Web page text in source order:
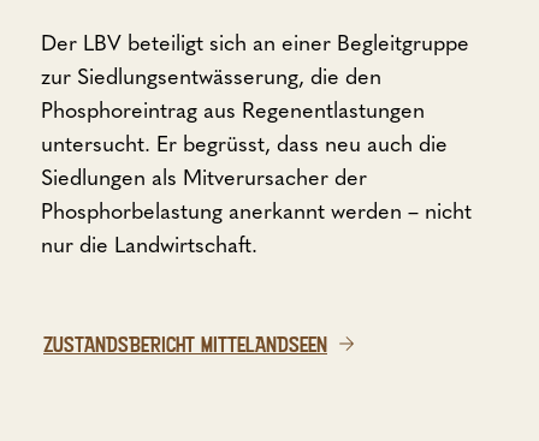
Der LBV beteiligt sich an einer Begleitgruppe
zur Siedlungsentwässerung, die den
Phosphoreintrag aus Regenentlastungen
untersucht. Er begrüsst, dass neu auch die
Siedlungen als Mitverursacher der
Phosphorbelastung anerkannt werden – nicht
nur die Landwirtschaft.
ZUSTANDSBERICHT MITTELANDSEEN